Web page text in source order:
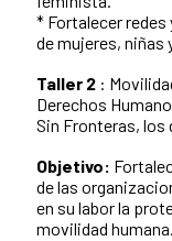
* Fortalecer
de mujeres,
Taller 2 :
Derechos
Sin Fronteras, los
Objetivo:
de las
en su labor la
movilidad humana.